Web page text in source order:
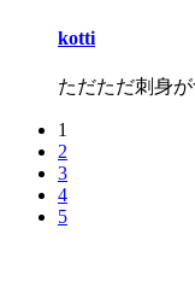
kotti
ただただ刺身
1
2
3
4
5